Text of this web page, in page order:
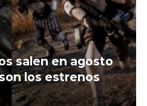
salen en agosto
los estrenos